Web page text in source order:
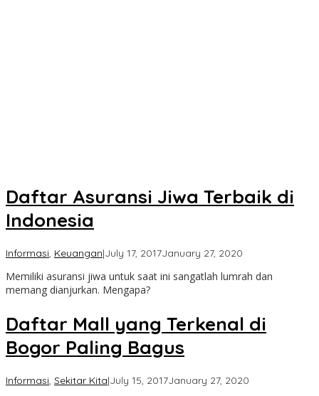
Daftar Asuransi Jiwa Terbaik di
Indonesia
Informasi, Keuangan|July 17, 2017January 27, 2020
Cimanggu
Memiliki asuransi jiwa untuk saat ini sangatlah lumrah dan
memang dianjurkan. Mengapa?
Daftar Mall yang Terkenal di
Bogor Paling Bagus
Informasi, Sekitar Kita|July 15, 2017January 27, 2020